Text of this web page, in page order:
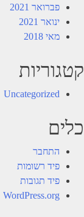
פברואר 2021
ינואר 2021
מאי 2018
קטגוריות
Uncategorized
כלים
התחבר
פיד רשומות
פיד תגובות
WordPress.org